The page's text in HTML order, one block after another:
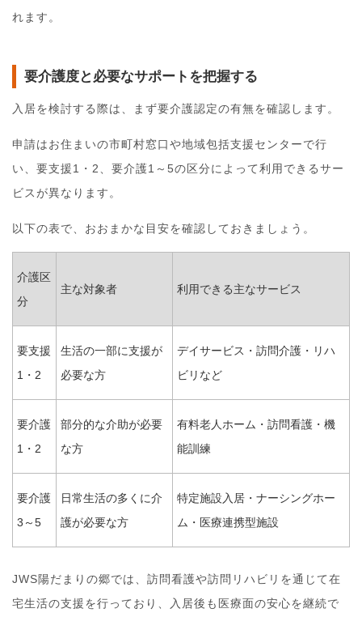
れます。
要介護度と必要なサポートを把握する
入居を検討する際は、まず要介護認定の有無を確認します。
申請はお住まいの市町村窓口や地域包括支援センターで行
い、要支援1・2、要介護1～5の区分によって利用できるサー
ビスが異なります。
以下の表で、おおまかな目安を確認しておきましょう。
介護区
分
主な対象者 利用できる主なサービス
要支援
1・2
生活の一部に支援が
必要な方
デイサービス・訪問介護・リハ
ビリなど
要介護
1・2
部分的な介助が必要
な方
有料老人ホーム・訪問看護・機
能訓練
要介護
3～5
日常生活の多くに介
護が必要な方
特定施設入居・ナーシングホー
ム・医療連携型施設
JWS陽だまりの郷では、訪問看護や訪問リハビリを通じて在
宅生活の支援を行っており、入居後も医療面の安心を継続で